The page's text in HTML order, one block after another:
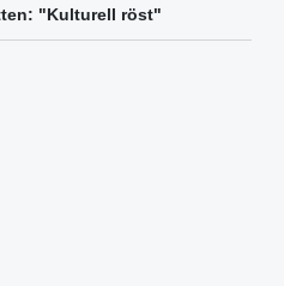
"Kulturell röst"